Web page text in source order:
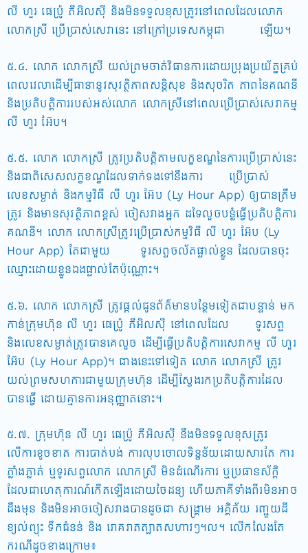
លី ហួរ ផេប្រ៉ូ ភីអិលស៊ី និងមិនទទួលខុសត្រូវនៅពេលដែលលោក
លោកស្រី ប្រើប្រាស់សេវានេះ នៅក្រៅប្រទេសកម្ពុជា ឡើយ។
៥.៤. លោក លោកស្រី យល់ព្រមចាត់វិធានការដោយប្រុងប្រយ័ត្នគ្រប់
ពេលវេលាដើម្បីធានានូវសុវត្ថិភាពសន្តិសុខ និងសុចរិត ភាពនៃគណនី
និងប្រតិបត្តិការរបស់អស់លោក លោកស្រីនៅពេលប្រើប្រាស់សេវាកម្ម
លី ហួរ អ៊ែប។
៥.៥. លោក លោកស្រី ត្រូវប្រតិបត្តិតាមលក្ខខណ្ឌនៃការប្រើប្រាស់នេះ
និងជាពិសេសលក្ខខណ្ឌដែលទាក់ទងទៅនឹងការ ប្រើប្រាស់
លេខសម្ងាត់ និងកម្មវិធី លី ហួរ អ៊ែប (Ly Hour App) ឲ្យបានត្រឹម
ត្រូវ និងមានសុវត្ថិភាពខ្ពស់ ចៀសវាងអ្នក ដទៃលួចបន្លំធ្វើប្រតិបត្តិការ
គណនី។ លោក លោកស្រីត្រូវប្រើប្រាស់កម្មវិធី លី ហួរ អ៊ែប (Ly
Hour App) តែជាមួយ ទូរសព្ទចល័តផ្ទាល់ខ្លួន ដែលបានចុះ
ឈ្មោះដោយខ្លួនឯងផ្ទាល់តែប៉ុណ្ណោះ។
៥.៦. លោក លោកស្រី ត្រូវផ្តល់ជូនព័ត៌មានបន្ថែមទៀតជាបន្ទាន់ មក
កាន់ក្រុមហ៊ុន លី ហួរ ផេប្រ៉ូ ភីអិលស៊ី នៅពេលដែល ទូរសព្ទ
និងលេខសម្ងាត់ត្រូវបានគេលួច ដើម្បីធ្វើប្រតិបត្តិការសេវាកម្ម លី ហួរ
អ៊ែប (Ly Hour App)។ ជាងនេះទៅទៀត លោក លោកស្រី ត្រូវ
យល់ព្រមសហការជាមួយក្រុមហ៊ុន ដើម្បីស្វែងរកប្រតិបត្តិការដែល
បានធ្វើ ដោយគ្មានការអនុញ្ញាតនោះ។
៥.៧. ក្រុមហ៊ុន លី ហួរ ផេប្រ៉ូ ភីអិលស៊ី នឹងមិនទទួលខុសត្រូវ
លើការខូចខាត ការបាត់បង់ ការលុបចោលទិន្នន័យដោយសារតែ ការ
ភ្លាំងភ្លាត់ ឬទូរសព្ទលោក លោកស្រី មិនដំណើរការ ឬប្រធានស័ក្តិ
ដែលជាហេតុការណ៍កើតឡើងដោយចៃដន្យ ហើយភាគីទាំងពីរមិនអាច
ដឹងមុន និងមិនអាចចៀសវាងបានដូចជា សង្រ្គាម អគ្គិភ័យ រញ្ជួយដី
ខ្យល់ព្យុះ ទឹកជំនន់ និង រោគរាតត្បាតសហាវៗ។ល។ លើកលែងតែ
ករណីដូចខាងក្រោម៖